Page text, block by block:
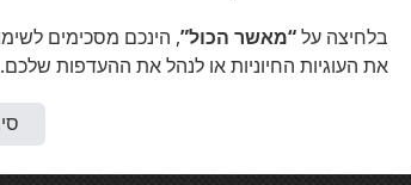
בלחיצה על“מאשר הכול”, הינכם מסכימים
את העוגיות החיוניות או לנהל את ההעדפות שלכם.